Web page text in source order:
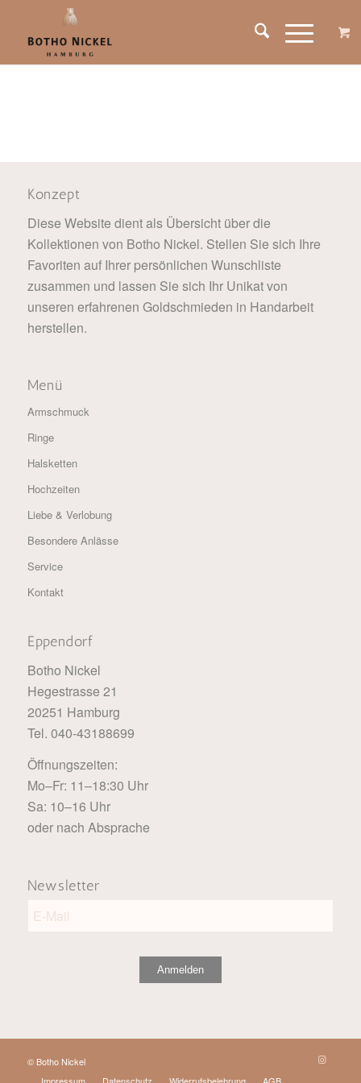
Konzept
Diese Website dient als Übersicht über die
Kollektionen von Botho Nickel. Stellen Sie sich Ihre
Favoriten auf Ihrer persönlichen Wunschliste
zusammen und lassen Sie sich Ihr Unikat von
unseren erfahrenen Goldschmieden in Handarbeit
herstellen.
Menü
Armschmuck
Ringe
Halsketten
Hochzeiten
Liebe & Verlobung
Besondere Anlässe
Service
Kontakt
Eppendorf
Botho Nickel
Hegestrasse 21
20251 Hamburg
Tel. 040-43188699
Öffnungszeiten:
Mo–Fr: 11–18:30 Uhr
Sa: 10–16 Uhr
oder nach Absprache
Newsletter
Anmelden
© Botho Nickel
Impressum
Datenschutz Widerrufsbelehrung AGB